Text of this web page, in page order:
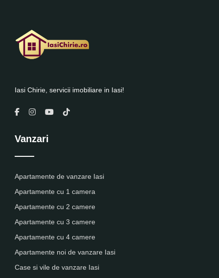
Iasi Chirie, servicii imobiliare in Iasi!
Vanzari
Apartamente de vanzare Iasi
Apartamente cu 1 camera
Apartamente cu 2 camere
Apartamente cu 3 camere
Apartamente cu 4 camere
Apartamente noi de vanzare Iasi
Case si vile de vanzare Iasi